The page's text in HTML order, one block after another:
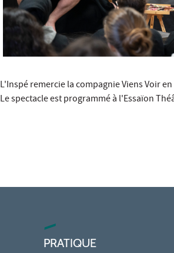
L'Inspé remercie la compagnie Viens Voir
Le spectacle est programmé à l'Essaïon
PRATIQUE